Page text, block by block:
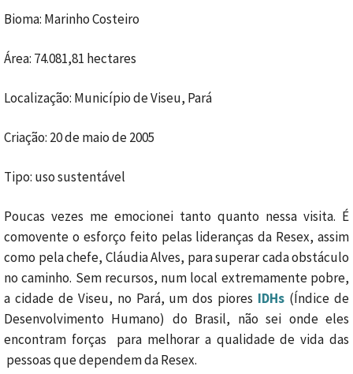
Bioma: Marinho Costeiro
Área: 74.081,81 hectares
Localização: Município de Viseu, Pará
Criação: 20 de maio de 2005
Tipo: uso sustentável
Poucas vezes me emocionei tanto quanto nessa visita. É
comovente o esforço feito pelas lideranças da Resex, assim
como pela chefe, Cláudia Alves, para superar cada obstáculo
no caminho. Sem recursos, num local extremamente pobre,
a cidade de Viseu, no Pará, um dos piores IDHs (Índice de
Desenvolvimento Humano) do Brasil, não sei onde eles
encontram forças para melhorar a qualidade de vida das
pessoas que dependem da Resex.